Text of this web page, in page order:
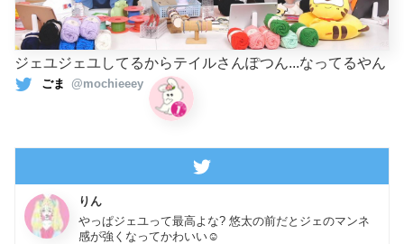
ジェユジェユしてるからテイルさんぽつん...なってるやん
ごま @mochieeey
りん
やっぱジェユって最高よな? 悠太の前だとジェのマンネ
感が強くなってかわいい☺️